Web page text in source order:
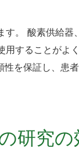
。 酸素供給
用することがよ
を保証し、患
研究